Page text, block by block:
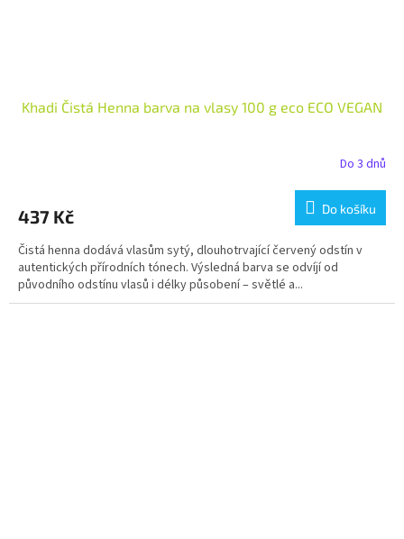
Khadi Čistá Henna barva na vlasy 100 g eco ECO VEGAN
Do 3 dnů
437 Kč Do košíku
Čistá henna dodává vlasům sytý, dlouhotrvající červený odstín v
autentických přírodních tónech. Výsledná barva se odvíjí od
původního odstínu vlasů i délky působení – světlé a...